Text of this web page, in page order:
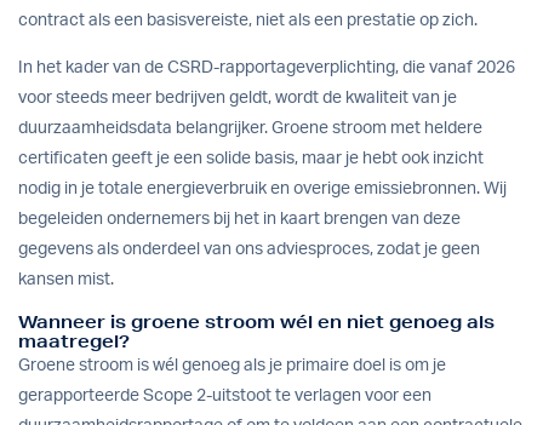
contract als een basisvereiste, niet als een prestatie op zich.
In het kader van de CSRD-rapportageverplichting, die vanaf 2026
voor steeds meer bedrijven geldt, wordt de kwaliteit van je
duurzaamheidsdata belangrijker. Groene stroom met heldere
certificaten geeft je een solide basis, maar je hebt ook inzicht
nodig in je totale energieverbruik en overige emissiebronnen. Wij
begeleiden ondernemers bij het in kaart brengen van deze
gegevens als onderdeel van ons adviesproces, zodat je geen
kansen mist.
Wanneer is groene stroom wél en niet genoeg als
maatregel?
Groene stroom is wél genoeg als je primaire doel is om je
gerapporteerde Scope 2-uitstoot te verlagen voor een